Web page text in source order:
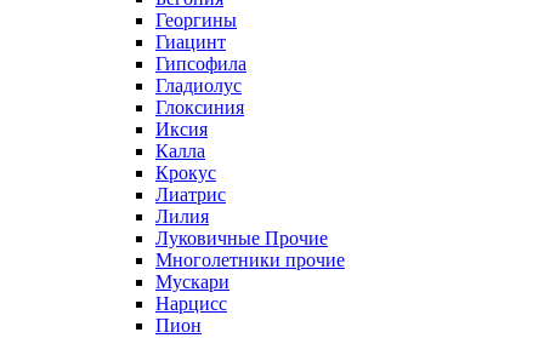
Георгины
Гиацинт
Гипсофила
Гладиолус
Глоксиния
Иксия
Калла
Крокус
Лиатрис
Лилия
Луковичные Прочие
Многолетники прочие
Мускари
Нарцисс
Пион